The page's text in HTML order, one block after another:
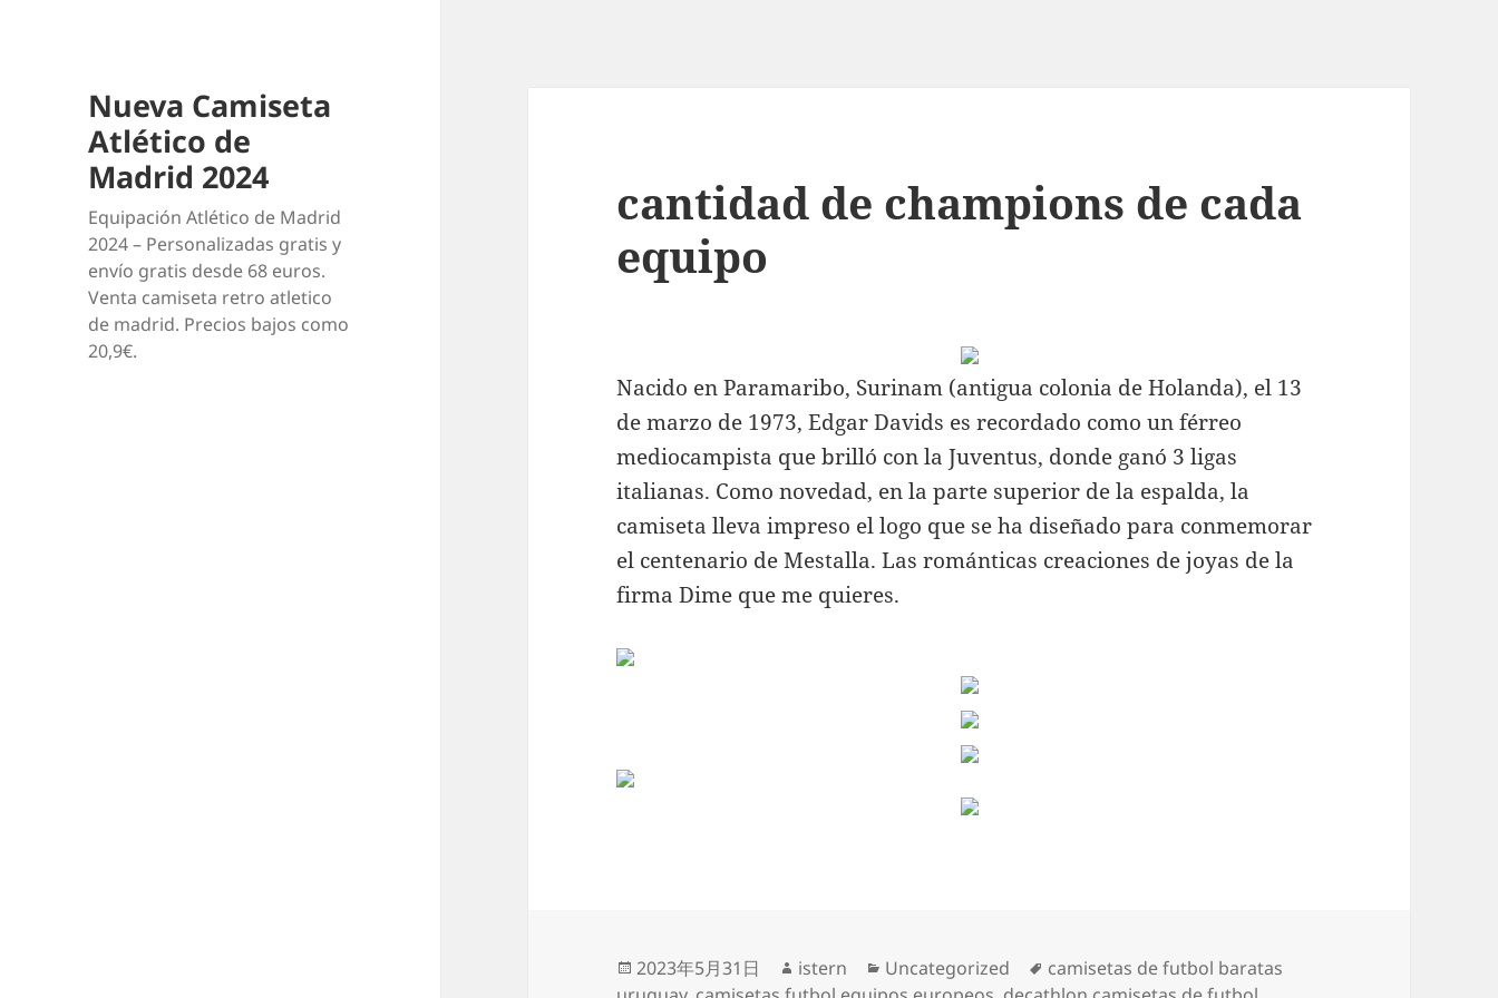
Nueva Camiseta
Atlético de
Madrid 2024
Equipación Atlético de Madrid
2024 – Personalizadas gratis y
envío gratis desde 68 euros.
Venta camiseta retro atletico
de madrid. Precios bajos como
20,9€.
cantidad de champions de cada
equipo
Nacido en Paramaribo, Surinam (antigua colonia de Holanda), el 13
de marzo de 1973, Edgar Davids es recordado como un férreo
mediocampista que brilló con la Juventus, donde ganó 3 ligas
italianas. Como novedad, en la parte superior de la espalda, la
camiseta lleva impreso el logo que se ha diseñado para conmemorar
el centenario de Mestalla. Las románticas creaciones de joyas de la
firma Dime que me quieres.
Publicado
2023年5月31日 Autor
istern Categorías
Uncategorized Etiquetas
camisetas de futbol baratas